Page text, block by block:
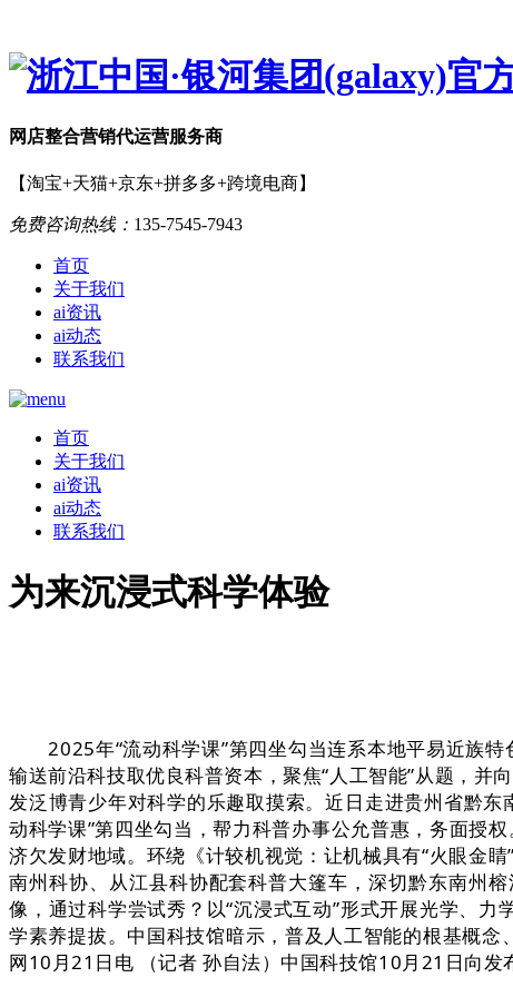
网店整合营销代运营服务商
【淘宝+天猫+京东+拼多多+跨境电商】
免费咨询热线： 135-7545-7943
首页
关于我们
ai资讯
ai动态
联系我们
首页
关于我们
ai资讯
ai动态
联系我们
为来沉浸式科学体验
2025年“流动科学课”第四坐勾当连系本地平易近族特
输送前沿科技取优良科普资本，聚焦“人工智能”从题，并
发泛博青少年对科学的乐趣取摸索。近日走进贵州省黔
动科学课”第四坐勾当，帮力科普办事公允普惠，务面授
济欠发财地域。环绕《计较机视觉：让机械具有“火眼金
南州科协、从江县科协配套科普大篷车，深切黔东南州
像，通过科学尝试秀？以“沉浸式互动”形式开展光学、
学素养提拔。中国科技馆暗示，普及人工智能的根基概
网10月21日电 （记者 孙自法）中国科技馆10月21日向发